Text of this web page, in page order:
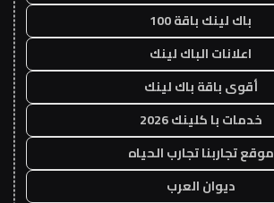
باك لينك باقة 100
اعلانات الباك لينك
أقوى باقة باك لينك
خدمات با كلينك 2026
موقع تجاربنا تجارب الحياه
ديوان العرب